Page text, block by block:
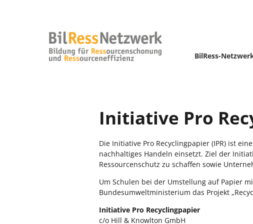
BilRess-
Initiative Pro
Die Initiative Pro Recyclingpapier (IPR) ist
nachhaltiges Handeln einsetzt. Ziel der
Ressourcenschutz zu schaffen sowie
Um Schulen bei der Umstellung auf Papier
Bundesumweltministerium das Projekt
Initiative Pro Recyclingpapier
c/o Hill & Knowlton GmbH